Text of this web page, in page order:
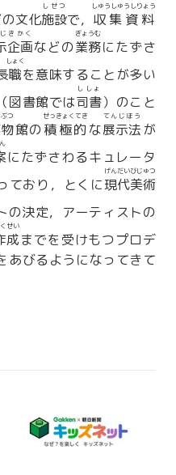
文化施設
しせつ
で， 収集資料
しゅうしゅうしりょう
企画
きかく
などの業務
ぎょうむ
にたずさ
職
しょく
を意味することが多い
図書館では司書
ししょ
）のこと
つ
館の積極的
せっきょくてき
な展示法
てんじほう
が
にたずさわるキュレータ
ており，とくに現代美術
げんだいびじゅつ
の決定，アーティストの
成
せい
までを受けもつプロデ
あびるようになってきて